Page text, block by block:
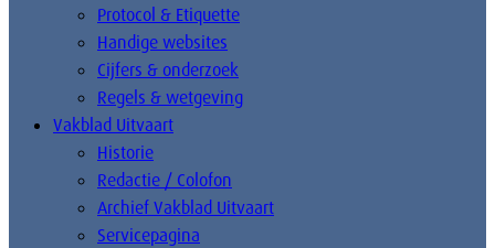
Protocol & Etiquette
Handige websites
Cijfers & onderzoek
Regels & wetgeving
Vakblad Uitvaart
Historie
Redactie / Colofon
Archief Vakblad Uitvaart
Servicepagina